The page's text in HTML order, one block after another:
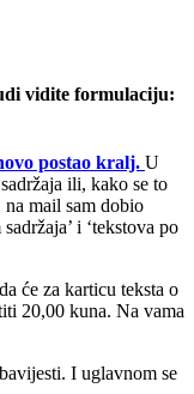
vidite formulaciju:
postao kralj. U
ili, kako se to
mail sam dobio
i ‘tekstova po
će za karticu teksta o
20,00 kuna. Na vama
I uglavnom se